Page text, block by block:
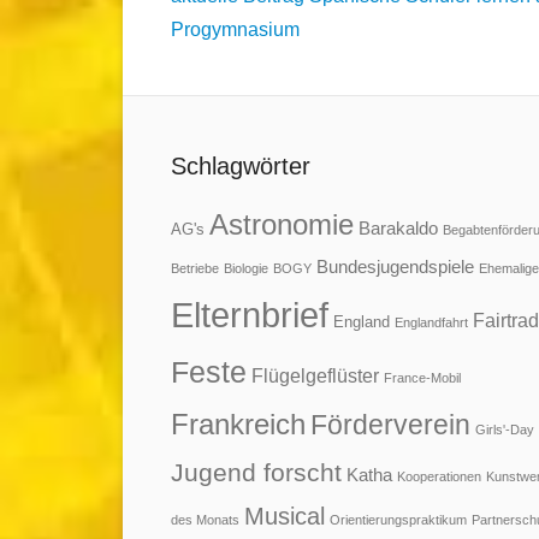
Progymnasium
Schlagwörter
AG's Astronomie Barakaldo
Betriebe Biologie BOGY Bundesjugendspiele Ehemalige
Elternbrief England Englandfahrt
Feste Flügelgeflüster France-Mobil
Frankreich Förderverein Girls'-Day
Jugend forscht Katha Kooperationen
des Monats Musical Orientierungspraktikum